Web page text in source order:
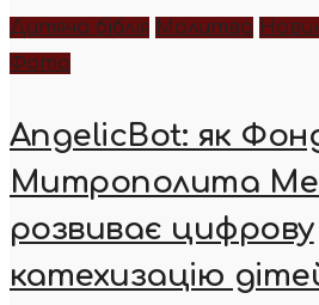
Дитяча біблія Молитва
Фото
AngelicBot: як
Митрополита
розвиває цифрову
катехизацію